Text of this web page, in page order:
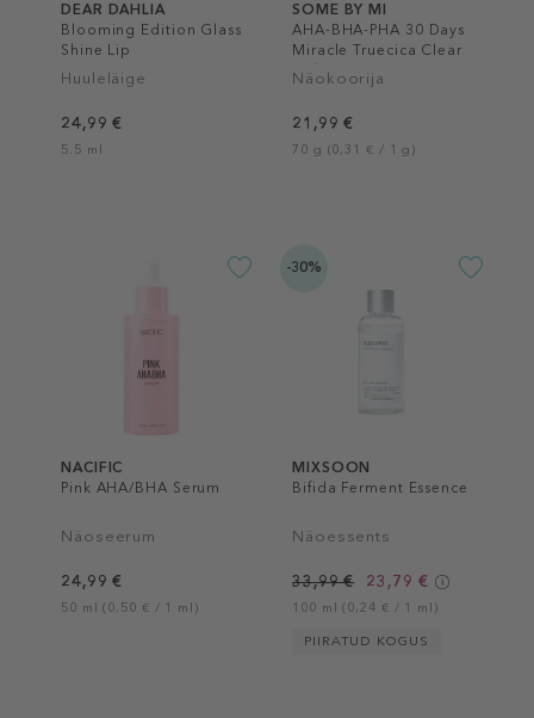
DEAR DAHLIA
Blooming Edition Glass
Shine Lip
Huuleläige
24,99 €
5.5 ml
SOME BY MI
AHA-BHA-PHA 30 Days
Miracle Truecica Clear
Pad
Näokoorija
21,99 €
70 g (0,31 € / 1 g)
NACIFIC
Pink AHA/BHA Serum
Näoseerum
24,99 €
50 ml (0,50 € / 1 ml)
-30%
MIXSOON
Bifida Ferment Essence
Näoessents
33,99 € 23,79 €
100 ml (0,24 € / 1 ml)
PIIRATUD KOGUS